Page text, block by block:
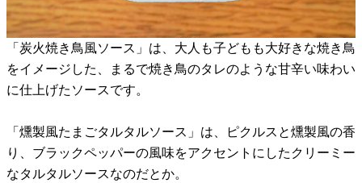
「炭火焼き鳥風ソース」は、大人も子どもも大好きな焼き鳥
をイメージした、まるで焼き鳥のタレのような甘辛い味わい
に仕上げたソースです。
「燻製風たまごタルタルソース」は、ピクルスと燻製風の香
り、ブラックペッパーの風味をアクセントにしたクリーミー
なタルタルソースなのだとか。